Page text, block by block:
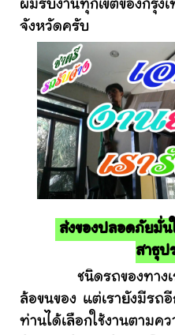
ผมรับงานทุกเขตของกรุ
จังหวัดครับ
ส่งของปลอดภัยมั่น
สาธุป
ชนิดรถของทางเรา
ล้อขนของ แต่เรายังมีรถ
ท่านได้เลือกใช้งานตามค